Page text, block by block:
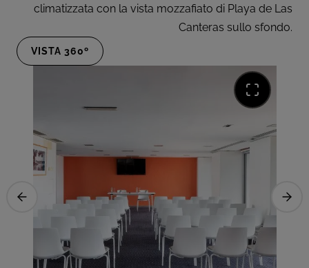
climatizzata con la vista mozzafiato di Playa de Las
Canteras sullo sfondo.
VISTA 360º